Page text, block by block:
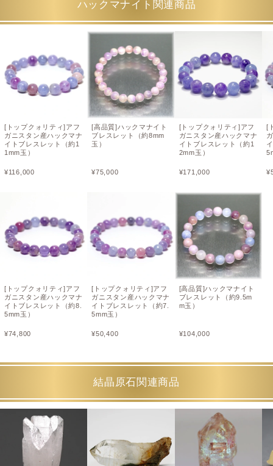
ハックマナイト関連商品
[トップクォリティ]アフ
ガニスタン産ハックマナ
イトブレスレット（約1
1mm玉）
¥116,000
[トップクォリティ]アフ
ガニスタン産ハックマナ
イトブレスレット（約8.
5mm玉）
¥74,800
[高品質]ハックマナイト
ブレスレット（約8mm
玉）
¥75,000
[トップクォリティ]アフ
ガニスタン産ハックマナ
イトブレスレット（約7.
5mm玉）
¥50,400
[トップクォリティ]アフ
ガニスタン産ハックマナ
イトブレスレット（約1
2mm玉）
¥171,000
[高品質]ハックマナイト
ブレスレット（約9.5m
m玉）
¥104,000
[
¥
結晶原石関連商品